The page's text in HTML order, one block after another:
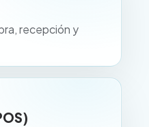
recepción y